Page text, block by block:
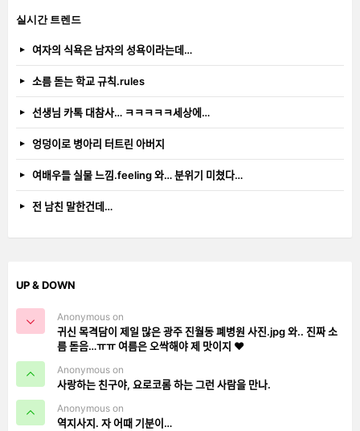
실시간 트렌드
여자의 식욕은 남자의 성욕이라는데…
소름 돋는 학교 규칙.rules
선생님 카톡 대참사… ㅋㅋㅋㅋㅋ세상에…
엉덩이로 병아리 터트린 아버지
여배우들 실물 느낌.feeling 와… 분위기 미쳤다…
전 남친 말한건데…
UP & DOWN
Anonymous on
귀신 목격담이 제일 많은 광주 진월동 폐병원 사진.jpg 와.. 진짜 소
름 돋음…ㅠㅠ 여름은 오싹해야 제 맛이지 ❤️
Anonymous on
사랑하는 친구야, 요로코롬 하는 그런 사람을 만나.
Anonymous on
역지사지. 자 어때 기분이…